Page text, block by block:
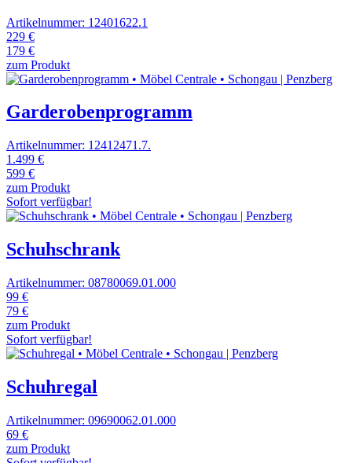
Artikelnummer: 12401622.1
229 €
179 €
zum Produkt
Garderobenprogramm
Artikelnummer: 12412471.7.
1.499 €
599 €
zum Produkt
Sofort verfügbar!
Schuhschrank
Artikelnummer: 08780069.01.000
99 €
79 €
zum Produkt
Sofort verfügbar!
Schuhregal
Artikelnummer: 09690062.01.000
69 €
zum Produkt